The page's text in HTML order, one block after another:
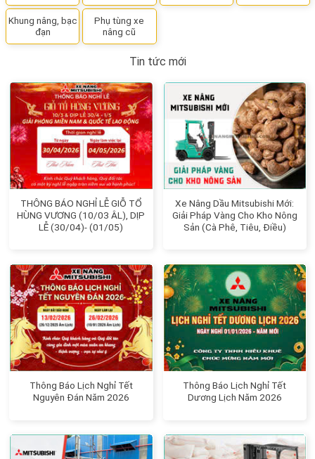
Khung nâng, bạc
đạn
Phụ tùng xe
nâng cũ
Tin tức mới
THÔNG BÁO NGHỈ LỄ GIỖ TỔ
HÙNG VƯƠNG (10/03 ÂL), DỊP
LỄ (30/04)- (01/05)
Xe Nâng Dầu Mitsubishi Mới:
Giải Pháp Vàng Cho Kho Nông
Sản (Cà Phê, Tiêu, Điều)
Thông Báo Lịch Nghỉ Tết
Nguyên Đán Năm 2026
Thông Báo Lịch Nghỉ Tết
Dương Lịch Năm 2026